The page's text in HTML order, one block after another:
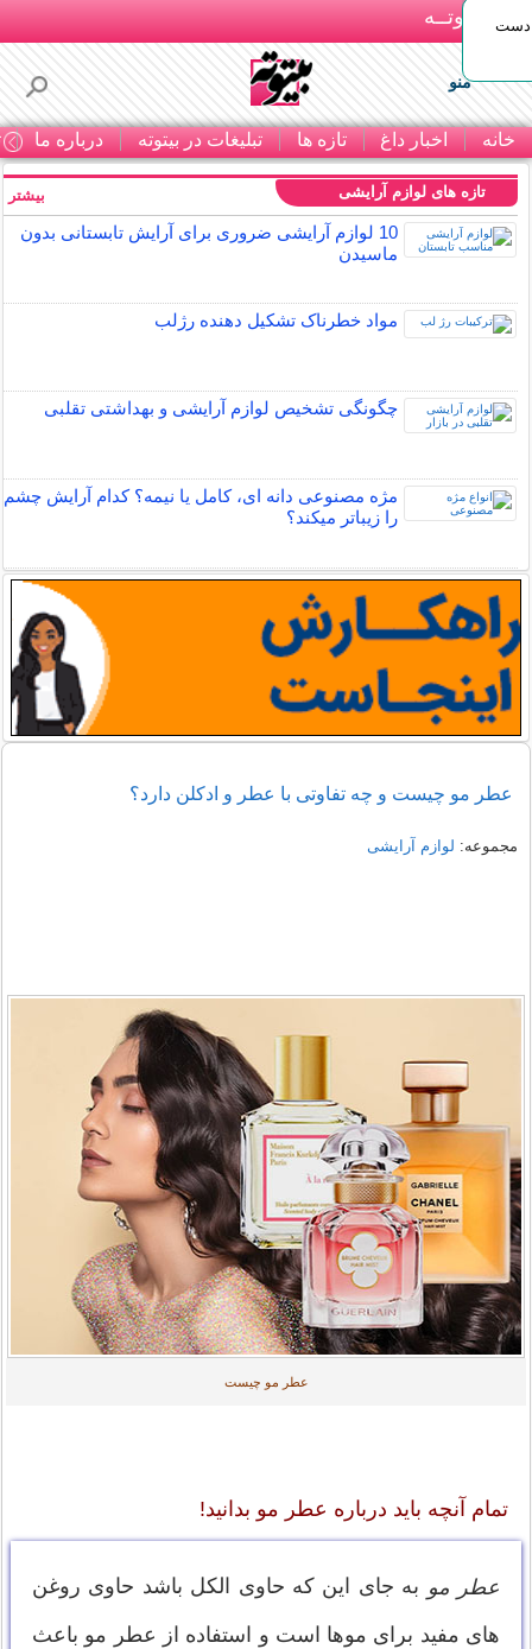
بـیتوتــه
منو
خانه اخبار داغ تازه ها تبلیغات در بیتوته درباره ما
دست
تازه های لوازم آرایشی
10 لوازم آرایشی ضروری برای آرایش تابستانی بدون
ماسیدن
مواد خطرناک تشکیل دهنده رژلب
چگونگی تشخیص لوازم آرایشی و بهداشتی تقلبی
مژه مصنوعی دانه ای، کامل یا نیمه؟ کدام آرایش چشم
را زیباتر میکند؟
بیشتر
عطر مو چیست و چه تفاوتی با عطر و ادکلن دارد؟
مجموعه: لوازم آرایشی
عطر مو چیست
تمام آنچه باید درباره عطر مو بدانید!
عطر مو به جای این که حاوی الکل باشد حاوی روغن
های مفید برای موها است و استفاده از عطر مو باعث